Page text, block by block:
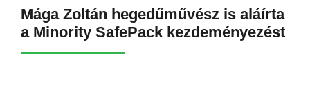
Mága Zoltán hegedűművész is aláírta
a Minority SafePack kezdeményezést